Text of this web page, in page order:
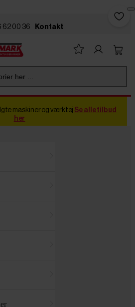
62 00 36 Kontakt
her ...
maskiner og værktøj Se alle tilbud
her